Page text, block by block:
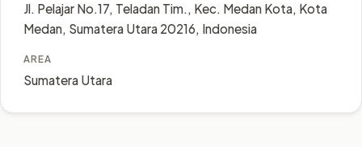
Jl. Pelajar No.17, Teladan Tim., Kec. Medan Kota, Kota
Medan, Sumatera Utara 20216, Indonesia
AREA
Sumatera Utara